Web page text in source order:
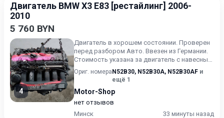
Двигатель BMW X3 E83 [рестайлинг] 2006-
2010
5 760 BYN
4
Двигатель в хорошем состоянии. Проверен
перед разбором Авто. Ввезен из Германии.
Стоимость указана за двигатель с навесным
, как на фото (бе...
Ориг. номера N52B30, N52B30A, N52B30AF и
ещё 1
Motor-Shop
нет отзывов
Минск
33 минуты назад